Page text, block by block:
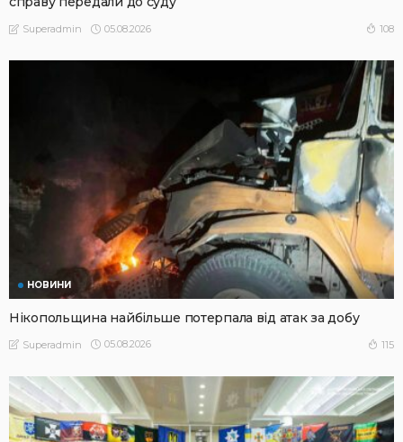
Superadmin 05.08.2026 108
НОВИНИ
Нікопольщина найбільше потерпала від атак за добу
Superadmin 05.08.2026 115